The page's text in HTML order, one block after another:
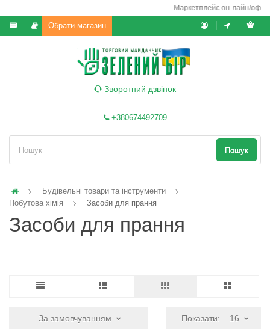
Маркетплейс он-лайн/офф-
Обрати магазин
Зворотний дзвінок
+380674492709
Пошук
Будівельні товари та інструменти
Побутова хімія
Засоби для прання
Засоби для прання
За замовчуванням Показати: 16